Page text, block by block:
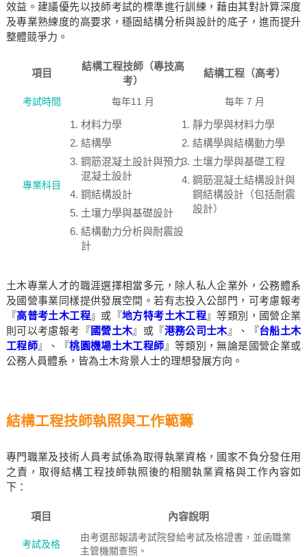
效益。建議優先以技師考試的標準進行訓練，藉由其對計算深度
及專業熟練度的高要求，穩固結構分析與設計的底子，進而提升
整體競爭力。
項目
結構工程技師（專技高
考）
結構工程（高考）
考試時間 每年11 月 每年 7 月
專業科目
材料力學
結構學
鋼筋混凝土設計與預力
混凝土設計
鋼結構設計
土壤力學與基礎設計
結構動力分析與耐震設
計
靜力學與材料力學
結構學與結構動力學
土壤力學與基礎工程
鋼筋混凝土結構設計與
鋼結構設計（包括耐震
設計）
土木專業人才的職涯選擇相當多元，除人私人企業外，公務體系
及國營事業同樣提供發展空間。若有志投入公部門，可考慮報考
『高普考土木工程』或『地方特考土木工程』等類別，國營企業
則可以考慮報考『國營土木』或『港務公司士木』、『台船土木
工程師』、『桃園機場土木工程師 』等類別，無論是國營企業或
公務人員體系，皆為土木背景人士的理想發展方向。
結構工程技師執照與工作範籌
專門職業及技術人員考試係為取得執業資格，國家不負分發任用
之責，取得結構工程技師執照後的相關執業資格與工作內容如
下：
項目 內容說明
考試及格
由考選部報請考試院發給考試及格證書，並函職業
主管機關查照。